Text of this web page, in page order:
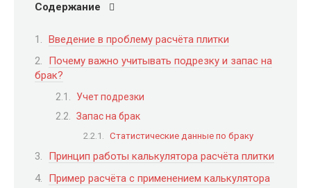
Содержание
Введение в проблему расчёта плитки
Почему важно учитывать подрезку и запас на
брак?
Учет подрезки
Запас на брак
Статистические данные по браку
Принцип работы калькулятора расчёта плитки
Пример расчёта с применением калькулятора